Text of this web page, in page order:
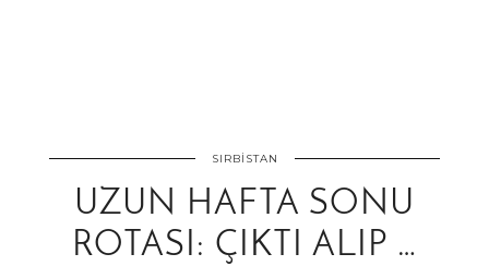
SIRBISTAN
UZUN HAFTA SONU
ROTASI: ÇIKTI ALIP …